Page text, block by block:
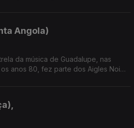
Angola)
da música de Guadalupe, nas
anos 80, fez parte dos Aigles Noirs